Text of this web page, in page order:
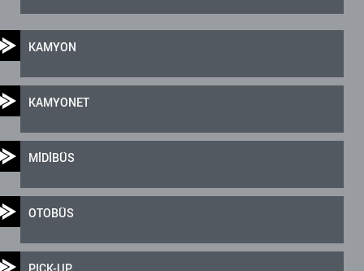
KAMYON
KAMYONET
MİDİBÜS
OTOBÜS